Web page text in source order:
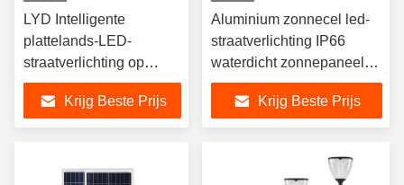
LYD Intelligente
plattelands-LED-
straatverlichting op
zonne-energie 100 Watt
LYD-S2520Krijg Beste Prijs
Aluminium zonnecel led-
straatverlichting IP66
waterdicht zonnepaneel
weglicht
Krijg Beste Prijs